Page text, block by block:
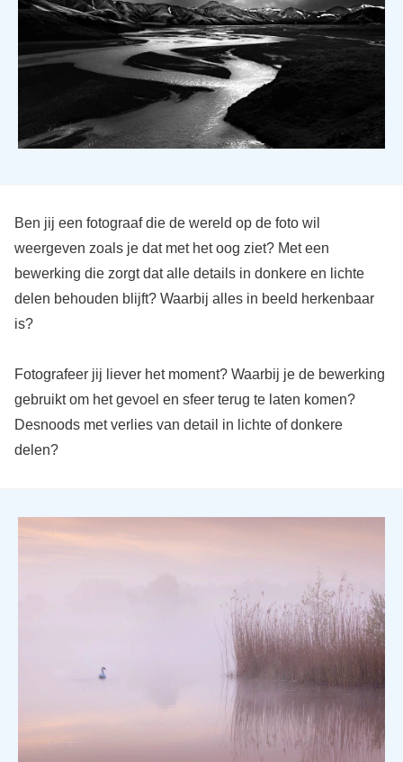
Ben jij een fotograaf die de wereld op de foto wil
weergeven zoals je dat met het oog ziet? Met een
bewerking die zorgt dat alle details in donkere en lichte
delen behouden blijft? Waarbij alles in beeld herkenbaar
is?
Fotografeer jij liever het moment? Waarbij je de bewerking
gebruikt om het gevoel en sfeer terug te laten komen?
Desnoods met verlies van detail in lichte of donkere
delen?